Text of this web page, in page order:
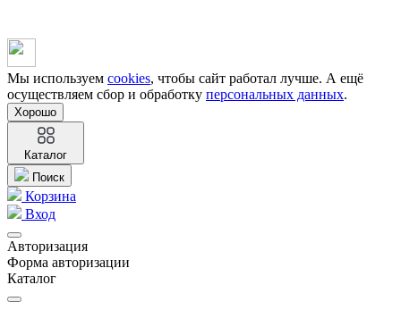
Мы используем cookies, чтобы сайт работал лучше. А ещё
осуществляем сбор и обработку персональных данных.
Хорошо
Каталог
Поиск
Корзина
Вход
Авторизация
Форма авторизации
Каталог